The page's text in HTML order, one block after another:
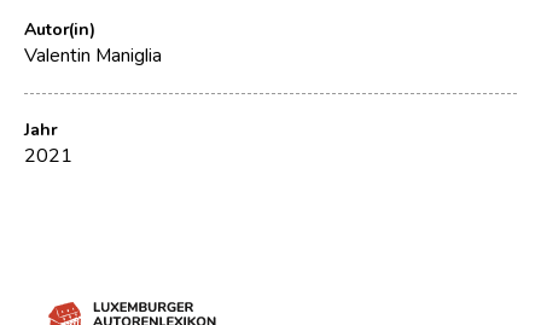
Autor(in)
Valentin Maniglia
Jahr
2021